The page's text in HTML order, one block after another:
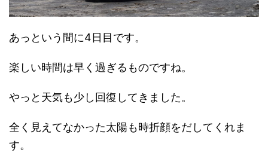
あっという間に4日目です。
楽しい時間は早く過ぎるものですね。
やっと天気も少し回復してきました。
全く見えてなかった太陽も時折顔をだしてくれま
す。